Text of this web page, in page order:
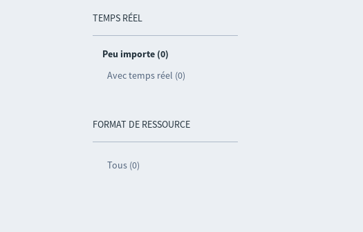
TEMPS RÉEL
Peu importe (0)
Avec temps réel (0)
FORMAT DE RESSOURCE
Tous (0)